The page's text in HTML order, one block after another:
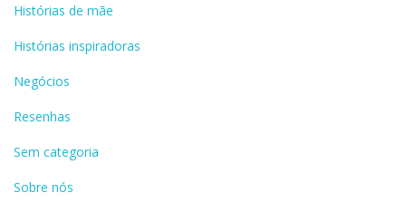
Histórias de mãe
Histórias inspiradoras
Negócios
Resenhas
Sem categoria
Sobre nós